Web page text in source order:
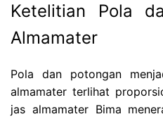
Ketelitian Pola
Almamater
Pola dan potongan
almamater terlihat
jas almamater Bima